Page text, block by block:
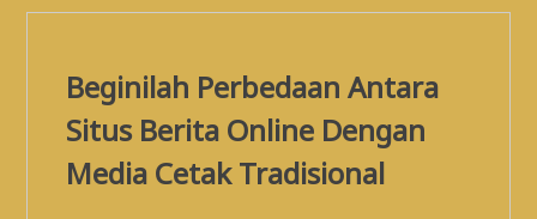
Beginilah Perbedaan Antara
Situs Berita Online Dengan
Media Cetak Tradisional